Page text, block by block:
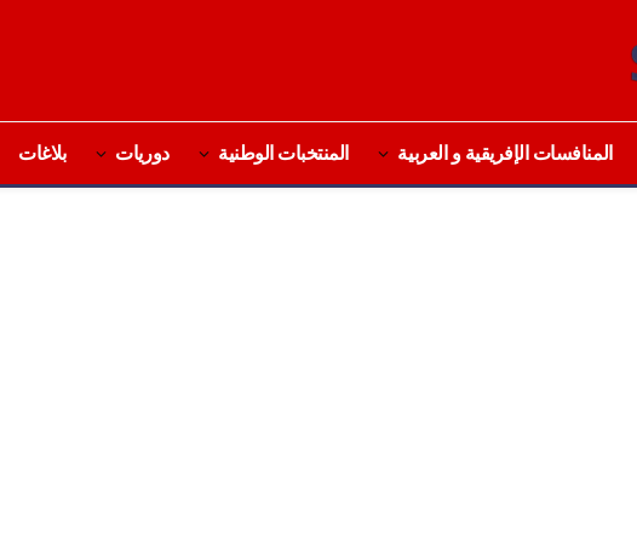
المنافسات الإفريقية و العربية المنتخبات الوطنية دوريات بلاغات